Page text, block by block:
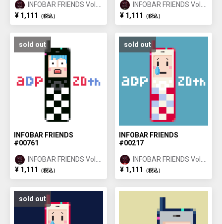
INFOBAR FRIENDS Vol.1
ANNIN ①
¥ 1,111 （税込）
INFOBAR FRIENDS Vol.1
ICHIMATSU ②
¥ 1,111 （税込）
sold out
INFOBAR FRIENDS
#00761
INFOBAR FRIENDS Vol.1
ICHIMATSU ①
¥ 1,111 （税込）
sold out
INFOBAR FRIENDS
#00217
INFOBAR FRIENDS Vol.1
NISHIKIGOI ①
¥ 1,111 （税込）
sold out